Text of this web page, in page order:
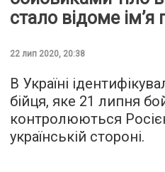
стало відоме ім’я
22 лип 2020, 20:38
В Україні
бійця, яке 21 липня
контролюються
українській стороні.